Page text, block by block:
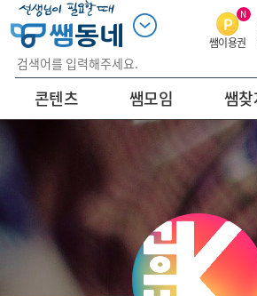
쌤이용권
N
콘텐츠 쌤모임 쌤